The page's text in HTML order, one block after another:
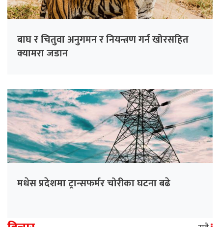
बाघ र चितुवा अनुगमन र नियन्त्रण गर्न खोरसहित
क्यामरा जडान
मधेस प्रदेशमा ट्रान्सफर्मर चोरीका घटना बढे